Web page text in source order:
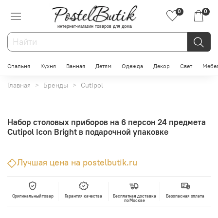
интернет-магазин товаров для дома
0 0
Спальня Кухня Ванная Детям Одежда Декор Свет
Главная Бренды Cutipol
Набор столовых приборов на 6 персон 24 предмета
Cutipol Icon Bright в подарочной упаковке
Лучшая цена на postelbutik.ru
Оригинальный товар Гарантия качества
Бесплатная доставка
по Москве
Безопасная оплата